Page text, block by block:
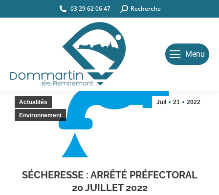
03 29 62 06 47 Search:Recherche
Menu
SÉCHERESSE : ARRÊTÉ PRÉFECTORAL
20 JUILLET 2022
Juil 21 2022
Actualités
Environnement